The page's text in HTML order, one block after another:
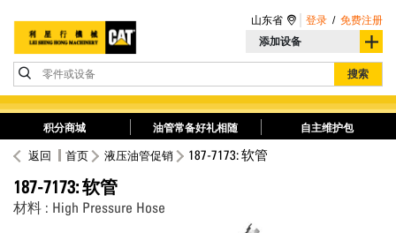
添加设备
零件或设备 搜索
山东省 登录 / 免费注册
积分商城 油管常备好礼相随 自主维护包
返回 首页 液压油管促销 187-7173: 软管
187-7173: 软管
材料 : High Pressure Hose